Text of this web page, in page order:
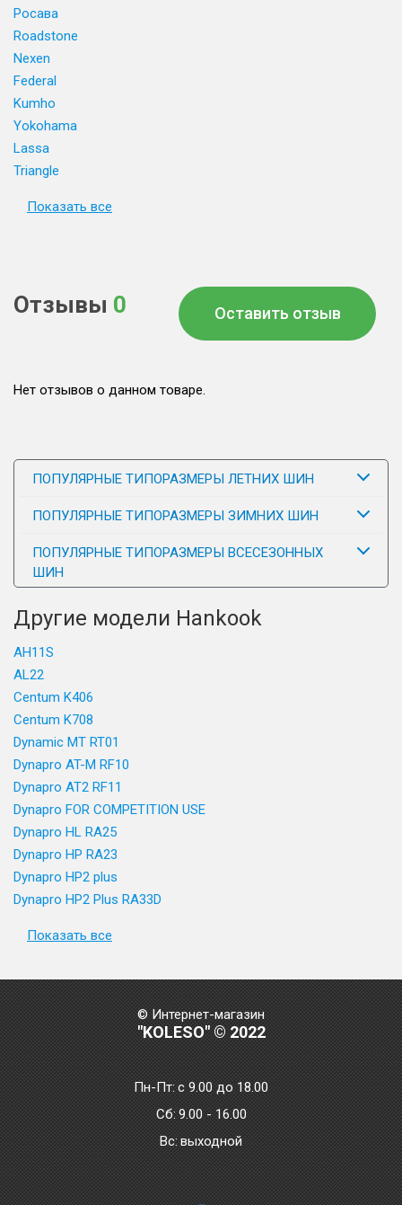
Росава
Roadstone
Nexen
Federal
Kumho
Yokohama
Lassa
Triangle
Показать все
Отзывы 0 Оставить отзыв
Нет отзывов о данном товаре.
ПОПУЛЯРНЫЕ ТИПОРАЗМЕРЫ ЛЕТНИХ ШИН
ПОПУЛЯРНЫЕ ТИПОРАЗМЕРЫ ЗИМНИХ ШИН
ПОПУЛЯРНЫЕ ТИПОРАЗМЕРЫ ВСЕСЕЗОННЫХ
ШИН
Другие модели Hankook
AH11S
AL22
Centum K406
Centum K708
Dynamic MT RT01
Dynapro AT-M RF10
Dynapro AT2 RF11
Dynapro FOR COMPETITION USE
Dynapro HL RA25
Dynapro HP RA23
Dynapro HP2 plus
Dynapro HP2 Plus RA33D
Показать все
© Интернет-магазин
"KOLESO" © 2022
Пн-Пт:с 9.00 до 18.00
Сб: 9.00 - 16.00
Bc: выходной